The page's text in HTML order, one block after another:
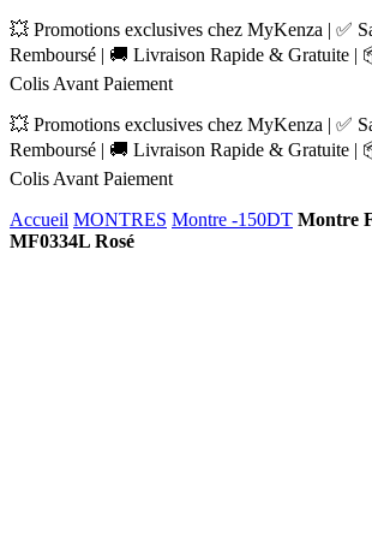
💥 Promotions exclusives chez MyKenza | ✅
Remboursé | 🚚 Livraison Rapide & Gratuite |
Colis Avant Paiement
💥 Promotions exclusives chez MyKenza | ✅
Remboursé | 🚚 Livraison Rapide & Gratuite |
Colis Avant Paiement
Accueil MONTRES Montre -150DT Montre
MF0334L Rosé